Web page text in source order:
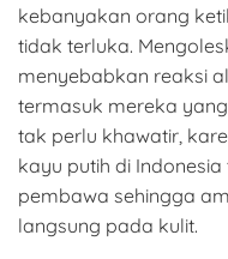
kebanyakan orang
tidak terluka.
menyebabkan reaksi
termasuk mereka
tak perlu khawatir,
kayu putih di
pembawa sehingga
langsung pada kulit.